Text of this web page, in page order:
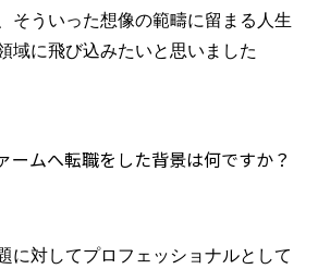
そういった想像の範疇に留まる人生
域に飛び込みたいと思いました
ームへ転職をした背景は何ですか？
に対してプロフェッショナルとして